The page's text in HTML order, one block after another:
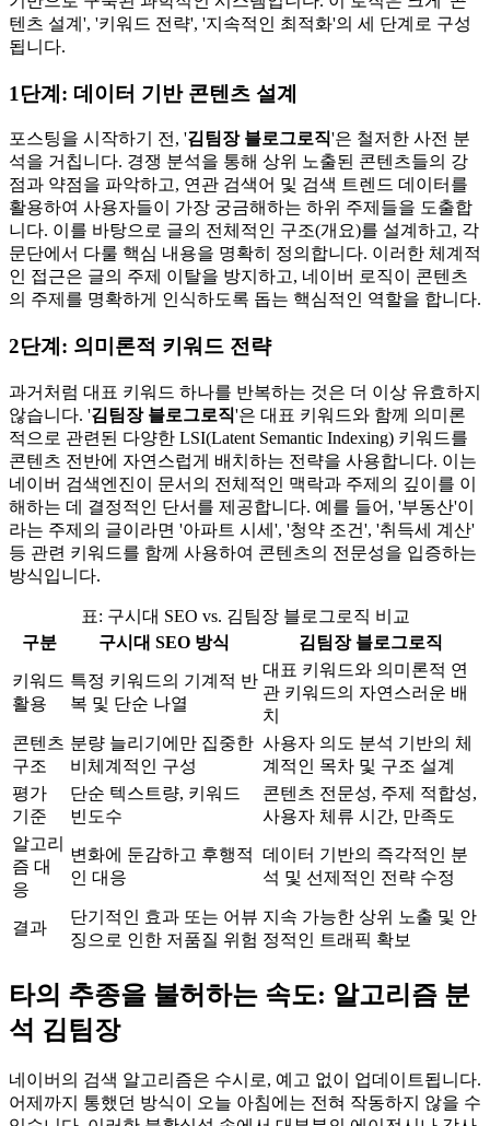
텐츠 설계', '키워드 전략', '지속적인 최적화'의 세 단계로 구성
됩니다.
1단계: 데이터 기반 콘텐츠 설계
포스팅을 시작하기 전, '김팀장 블로그로직'은 철저한 사전 분
석을 거칩니다. 경쟁 분석을 통해 상위 노출된 콘텐츠들의 강
점과 약점을 파악하고, 연관 검색어 및 검색 트렌드 데이터를
활용하여 사용자들이 가장 궁금해하는 하위 주제들을 도출합
니다. 이를 바탕으로 글의 전체적인 구조(개요)를 설계하고, 각
문단에서 다룰 핵심 내용을 명확히 정의합니다. 이러한 체계적
인 접근은 글의 주제 이탈을 방지하고, 네이버 로직이 콘텐츠
의 주제를 명확하게 인식하도록 돕는 핵심적인 역할을 합니다.
2단계: 의미론적 키워드 전략
과거처럼 대표 키워드 하나를 반복하는 것은 더 이상 유효하지
않습니다. '김팀장 블로그로직'은 대표 키워드와 함께 의미론
적으로 관련된 다양한 LSI(Latent Semantic Indexing) 키워드를
콘텐츠 전반에 자연스럽게 배치하는 전략을 사용합니다. 이는
네이버 검색엔진이 문서의 전체적인 맥락과 주제의 깊이를 이
해하는 데 결정적인 단서를 제공합니다. 예를 들어, '부동산'이
라는 주제의 글이라면 '아파트 시세', '청약 조건', '취득세 계산'
등 관련 키워드를 함께 사용하여 콘텐츠의 전문성을 입증하는
방식입니다.
표: 구시대 SEO vs. 김팀장 블로그로직 비교
구분
구시대 SEO 방식 김팀장 블로그로직
키워드
활용
특정 키워드의 기계적 반
복 및 단순 나열
대표 키워드와 의미론적 연
관 키워드의 자연스러운 배
치
콘텐츠
구조
분량 늘리기에만 집중한
비체계적인 구성
사용자 의도 분석 기반의 체
계적인 목차 및 구조 설계
평가
기준
단순 텍스트량, 키워드
빈도수
콘텐츠 전문성, 주제 적합성,
사용자 체류 시간, 만족도
알고리
즘 대
응
변화에 둔감하고 후행적
인 대응
데이터 기반의 즉각적인 분
석 및 선제적인 전략 수정
결과
단기적인 효과 또는 어뷰
징으로 인한 저품질 위험
지속 가능한 상위 노출 및 안
정적인 트래픽 확보
타의 추종을 불허하는 속도: 알고리즘 분
석 김팀장
네이버의 검색 알고리즘은 수시로, 예고 없이 업데이트됩니다.
어제까지 통했던 방식이 오늘 아침에는 전혀 작동하지 않을 수